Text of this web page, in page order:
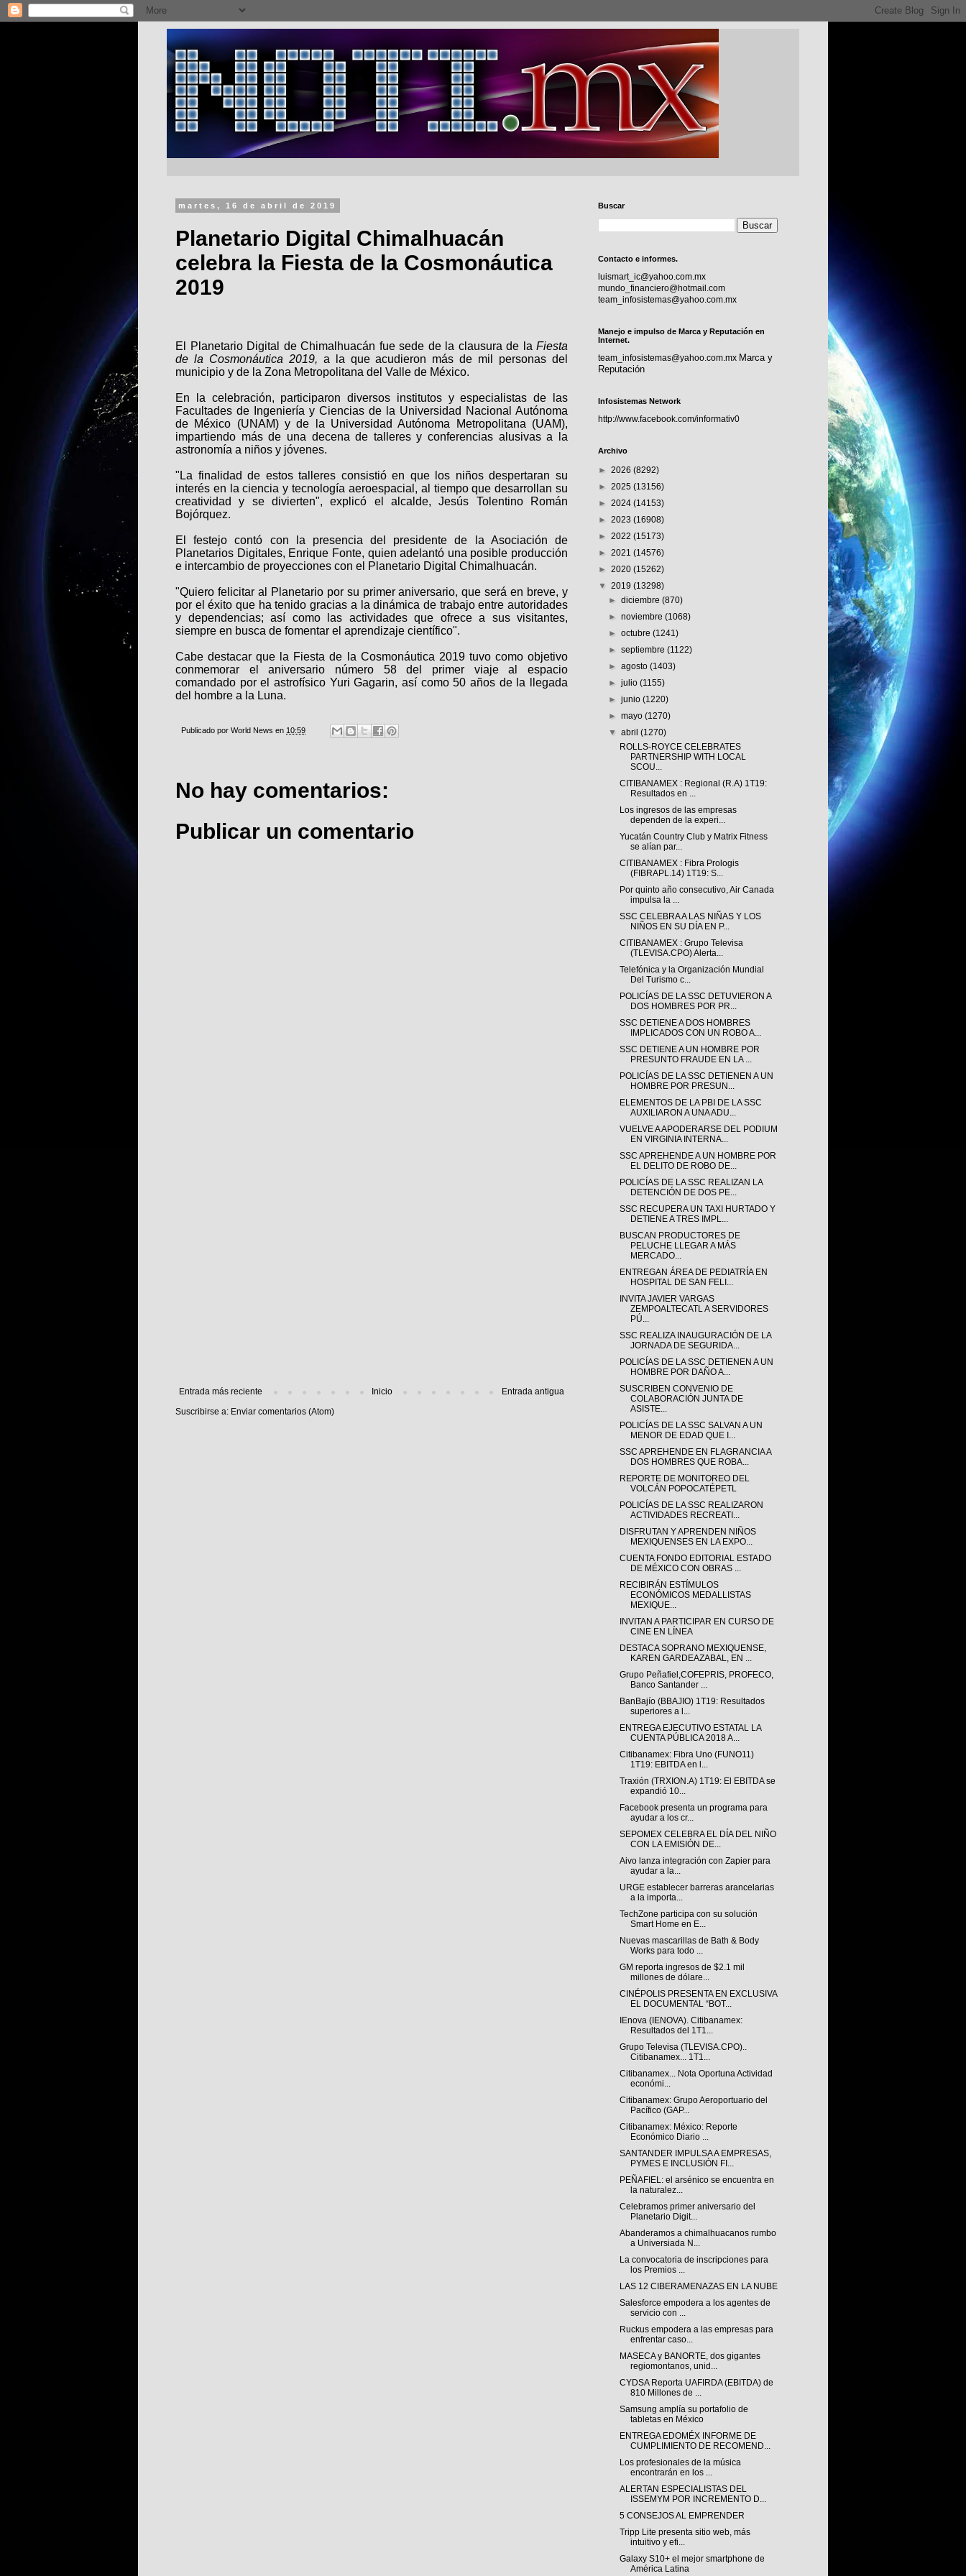
martes, 16 de abril de 2019
Planetario Digital Chimalhuacán
celebra la Fiesta de la Cosmonáutica
2019
El Planetario Digital de Chimalhuacán fue sede de la clausura de la Fiesta
de la Cosmonáutica 2019, a la que acudieron más de mil personas del
municipio y de la Zona Metropolitana del Valle de México.
En la celebración, participaron diversos institutos y especialistas de las
Facultades de Ingeniería y Ciencias de la Universidad Nacional Autónoma
de México (UNAM) y de la Universidad Autónoma Metropolitana (UAM),
impartiendo más de una decena de talleres y conferencias alusivas a la
astronomía a niños y jóvenes.
"La finalidad de estos talleres consistió en que los niños despertaran su
interés en la ciencia y tecnología aeroespacial, al tiempo que desarrollan su
creatividad y se divierten", explicó el alcalde, Jesús Tolentino Román
Bojórquez.
El festejo contó con la presencia del presidente de la Asociación de
Planetarios Digitales, Enrique Fonte, quien adelantó una posible producción
e intercambio de proyecciones con el Planetario Digital Chimalhuacán.
"Quiero felicitar al Planetario por su primer aniversario, que será en breve, y
por el éxito que ha tenido gracias a la dinámica de trabajo entre autoridades
y dependencias; así como las actividades que ofrece a sus visitantes,
siempre en busca de fomentar el aprendizaje científico".
Cabe destacar que la Fiesta de la Cosmonáutica 2019 tuvo como objetivo
conmemorar el aniversario número 58 del primer viaje al espacio
comandado por el astrofísico Yuri Gagarin, así como 50 años de la llegada
del hombre a la Luna.
Publicado por World News en 10:59
No hay comentarios:
Publicar un comentario
Entrada más reciente Entrada antigua
Inicio
Suscribirse a: Enviar comentarios (Atom)
Buscar
Contacto e informes.
luismart_ic@yahoo.com.mx
mundo_financiero@hotmail.com
team_infosistemas@yahoo.com.mx
Manejo e impulso de Marca y Reputación en
Internet.
team_infosistemas@yahoo.com.mx Marca y
Reputación
Infosistemas Network
http://www.facebook.com/informativ0
Archivo
► 2026 (8292)
► 2025 (13156)
► 2024 (14153)
► 2023 (16908)
► 2022 (15173)
► 2021 (14576)
► 2020 (15262)
▼ 2019 (13298)
►diciembre(870)
►noviembre(1068)
►octubre(1241)
►septiembre(1122)
►agosto(1403)
►julio(1155)
►junio(1220)
►mayo(1270)
▼abril(1270)
ROLLS-ROYCE CELEBRATES
PARTNERSHIP WITH LOCAL
SCOU...
CITIBANAMEX : Regional (R.A) 1T19:
Resultados en ...
Los ingresos de las empresas
dependen de la experi...
Yucatán Country Club y Matrix Fitness
se alían par...
CITIBANAMEX : Fibra Prologis
(FIBRAPL.14) 1T19: S...
Por quinto año consecutivo, Air Canada
impulsa la ...
SSC CELEBRA A LAS NIÑAS Y LOS
NIÑOS EN SU DÍA EN P...
CITIBANAMEX : Grupo Televisa
(TLEVISA.CPO) Alerta...
Telefónica y la Organización Mundial
Del Turismo c...
POLICÍAS DE LA SSC DETUVIERON A
DOS HOMBRES POR PR...
SSC DETIENE A DOS HOMBRES
IMPLICADOS CON UN ROBO A...
SSC DETIENE A UN HOMBRE POR
PRESUNTO FRAUDE EN LA ...
POLICÍAS DE LA SSC DETIENEN A UN
HOMBRE POR PRESUN...
ELEMENTOS DE LA PBI DE LA SSC
AUXILIARON A UNA ADU...
VUELVE A APODERARSE DEL PODIUM
EN VIRGINIA INTERNA...
SSC APREHENDE A UN HOMBRE POR
EL DELITO DE ROBO DE...
POLICÍAS DE LA SSC REALIZAN LA
DETENCIÓN DE DOS PE...
SSC RECUPERA UN TAXI HURTADO Y
DETIENE A TRES IMPL...
BUSCAN PRODUCTORES DE
PELUCHE LLEGAR A MÁS
MERCADO...
ENTREGAN ÁREA DE PEDIATRÍA EN
HOSPITAL DE SAN FELI...
INVITA JAVIER VARGAS
ZEMPOALTECATL A SERVIDORES
PÚ...
SSC REALIZA INAUGURACIÓN DE LA
JORNADA DE SEGURIDA...
POLICÍAS DE LA SSC DETIENEN A UN
HOMBRE POR DAÑO A...
SUSCRIBEN CONVENIO DE
COLABORACIÓN JUNTA DE
ASISTE...
POLICÍAS DE LA SSC SALVAN A UN
MENOR DE EDAD QUE I...
SSC APREHENDE EN FLAGRANCIA A
DOS HOMBRES QUE ROBA...
REPORTE DE MONITOREO DEL
VOLCÁN POPOCATÉPETL
POLICÍAS DE LA SSC REALIZARON
ACTIVIDADES RECREATI...
DISFRUTAN Y APRENDEN NIÑOS
MEXIQUENSES EN LA EXPO...
CUENTA FONDO EDITORIAL ESTADO
DE MÉXICO CON OBRAS ...
RECIBIRÁN ESTÍMULOS
ECONÓMICOS MEDALLISTAS
MEXIQUE...
INVITAN A PARTICIPAR EN CURSO DE
CINE EN LÍNEA
DESTACA SOPRANO MEXIQUENSE,
KAREN GARDEAZABAL, EN ...
Grupo Peñafiel,COFEPRIS, PROFECO,
Banco Santander ...
BanBajío (BBAJIO) 1T19: Resultados
superiores a l...
ENTREGA EJECUTIVO ESTATAL LA
CUENTA PÚBLICA 2018 A...
Citibanamex: Fibra Uno (FUNO11)
1T19: EBITDA en l...
Traxión (TRXION.A) 1T19: El EBITDA se
expandió 10...
Facebook presenta un programa para
ayudar a los cr...
SEPOMEX CELEBRA EL DÍA DEL NIÑO
CON LA EMISIÓN DE...
Aivo lanza integración con Zapier para
ayudar a la...
URGE establecer barreras arancelarias
a la importa...
TechZone participa con su solución
Smart Home en E...
Nuevas mascarillas de Bath & Body
Works para todo ...
GM reporta ingresos de $2.1 mil
millones de dólare...
CINÉPOLIS PRESENTA EN EXCLUSIVA
EL DOCUMENTAL “BOT...
IEnova (IENOVA). Citibanamex:
Resultados del 1T1...
Grupo Televisa (TLEVISA.CPO)..
Citibanamex... 1T1...
Citibanamex... Nota Oportuna Actividad
económi...
Citibanamex: Grupo Aeroportuario del
Pacífico (GAP...
Citibanamex: México: Reporte
Económico Diario ...
SANTANDER IMPULSA A EMPRESAS,
PYMES E INCLUSIÓN FI...
PEÑAFIEL: el arsénico se encuentra en
la naturalez...
Celebramos primer aniversario del
Planetario Digit...
Abanderamos a chimalhuacanos rumbo
a Universiada N...
La convocatoria de inscripciones para
los Premios ...
LAS 12 CIBERAMENAZAS EN LA NUBE
Salesforce empodera a los agentes de
servicio con ...
Ruckus empodera a las empresas para
enfrentar caso...
MASECA y BANORTE, dos gigantes
regiomontanos, unid...
CYDSA Reporta UAFIRDA (EBITDA) de
810 Millones de ...
Samsung amplía su portafolio de
tabletas en México
ENTREGA EDOMÉX INFORME DE
CUMPLIMIENTO DE RECOMEND...
Los profesionales de la música
encontrarán en los ...
ALERTAN ESPECIALISTAS DEL
ISSEMYM POR INCREMENTO D...
5 CONSEJOS AL EMPRENDER
Tripp Lite presenta sitio web, más
intuitivo y efi...
Galaxy S10+ el mejor smartphone de
América Latina